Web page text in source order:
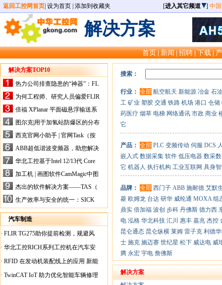
返回工控网首页 设为首页 添加到收藏夹 [进入其它频道 ] 中
解决方案
首页|新闻|招聘|下载|
解决方案TOP10
热力公司排查隐患的“神器”：FL
IR手持式热像仪，高效精准！
为何工程师、研究人员偏爱FLIR
X-HS系列热像仪？精准高效是
关键
倍福 XPlanar 平面磁悬浮输送系
统的创新应用
图尔克|用于加氢站防爆区的分布
式I/O解决方案
西克官网小助手 | 官网Task（按
任务选型）更新预告
ABB超低谐波变频器，助您解决
电气设备运行难题！
华北工控基于Intel 12/13代 Core
的ATX-6159嵌入式主板，推进
机器人市场
加工机 | 画图软件CamMagic中图
层整合的问题
杰出的软件解决方案——TAS（
Turck Automation Suite）
生产效率与安全的统一：SICK
关于机器人技术传感器解决方案
的采访
汽车制造
· FLIR TG275助你提前检测，规避风
险！
· 华北工控RICH系列工控机在汽车安
全检测行业中的应用
· RFID 在发动机装配线上的应用 新能
源汽车爆炸频发？
· TwinCAT IoT 助力优化智能车辆修理
搜索：
行业： 全部 航空航天 新能源 冶金 石
工 矿业 塑胶 交通 铁路 机场 港口 仓储
药医疗 烟草 电梯 网络通讯 市政 商业
它
产品： 全部 PLC 变频传动 伺服 DCS
嵌入式 数据采集 软件 低压电器 数采
它 机器人 执行机构 工业互联网 具身
品牌： 全部 西门子 ABB 施耐德 艾默
菱 欧姆龙 台达 研华 威纶通 MOXA 组
鼎实 倍加福 波创 步科 丹佛斯 德力西
电 泓格 华北科技 汇川 惠丰 嘉兆 杰控
昆仑通态 昆仑纵横 莱姆 雷子克 利德
士 施克 施迈赛 世纪星 松下 威达电 威
腾 永宏 宇电 詹佛斯
解决方案